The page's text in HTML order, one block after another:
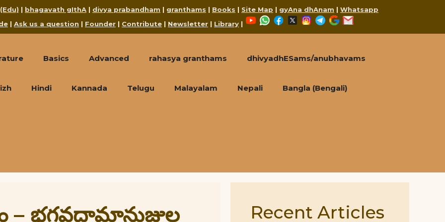
| bhagavath gIthA | divya prabandham | granthams | Books | Site Map | gyAna dhAnam | Whatsapp
| Ask us a question | Founder | Contribute | Newsletter | Library |
YouTubeWhatsApp
Facebook
X Instagram
Telegram
Google
Basics Advanced rahasya granthams dhivyadhESams/anubhavams
Hindi Kannada Telugu Malayalam Nepali Bangla (Bengali)
భగవద్రామానుజుల
Recent Articles